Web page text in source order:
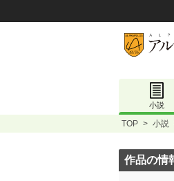
小説
TOP > 小説
作品の情